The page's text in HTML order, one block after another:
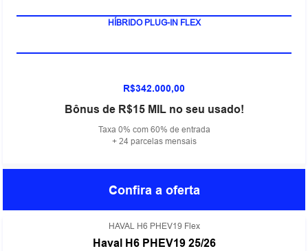
HÍBRIDO PLUG-IN FLEX
R$342.000,00
Bônus de R$15 MIL no seu usado!
Taxa 0% com 60% de entrada
+ 24 parcelas mensais
Confira a oferta
HAVAL H6 PHEV19 Flex
Haval H6 PHEV19 25/26